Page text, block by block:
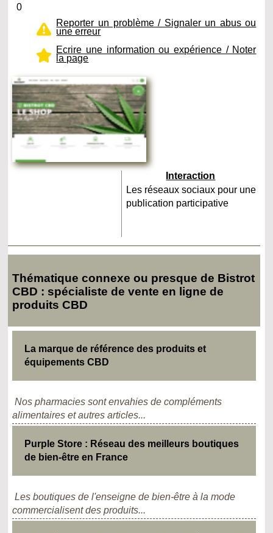
0
Reporter un problème / Signaler un abus ou
une erreur
Ecrire une information ou expérience / Noter
la page
Interaction
Les réseaux sociaux pour une
publication participative
Thématique connexe ou presque de Bistrot
CBD : spécialiste de vente en ligne de
produits CBD
La marque de référence des produits et
équipements CBD
Nos pharmacies sont envahies de compléments
alimentaires et autres articles...
Purple Store : Réseau des meilleurs boutiques
de bien-être en France
Les boutiques de l'enseigne de bien-être à la mode
commercialisent des produits...